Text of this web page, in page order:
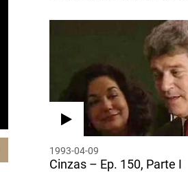
1993-04-09
Cinzas – Ep. 150, Parte I